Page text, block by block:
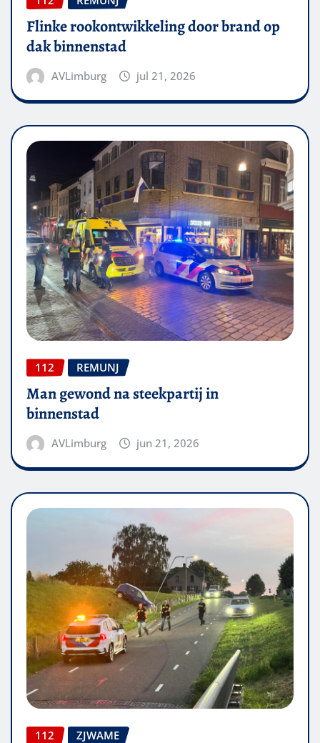
Flinke rookontwikkeling door brand op
dak binnenstad
AVLimburg jul 21, 2026
112 REMUNJ
Man gewond na steekpartij in
binnenstad
AVLimburg jun 21, 2026
112 ZJWAME